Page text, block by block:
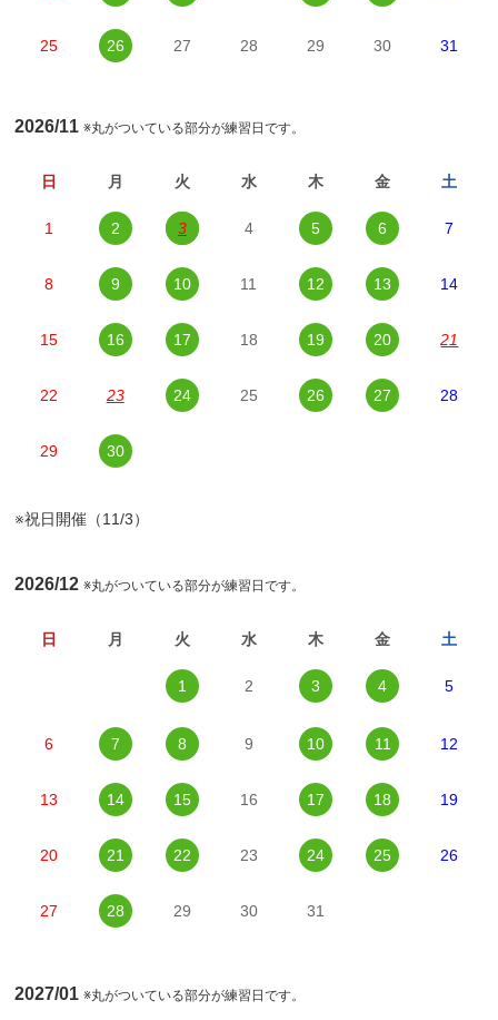
25 26 27 28 29 30 31
2026/11※丸がついている部分が練習日です。
日 月 火 水 木 金 土
1 2 3 4 5 6 7
8 9 10 11 12 13 14
15 16 17 18 19 20 21
22 23 24 25 26 27 28
29 30
※祝日開催（11/3）
2026/12※丸がついている部分が練習日です。
日 月 火 水 木 金 土
1 2 3 4 5
6 7 8 9 10 11 12
13 14 15 16 17 18 19
20 21 22 23 24 25 26
27 28 29 30 31
2027/01※丸がついている部分が練習日です。